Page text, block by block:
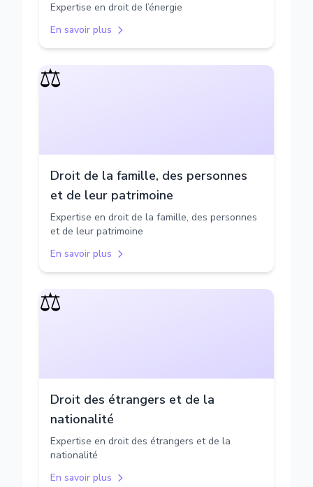
Expertise en droit de l’énergie
En savoir plus
⚖️
Droit de la famille, des personnes
et de leur patrimoine
Expertise en droit de la famille, des personnes
et de leur patrimoine
En savoir plus
⚖️
Droit des étrangers et de la
nationalité
Expertise en droit des étrangers et de la
nationalité
En savoir plus